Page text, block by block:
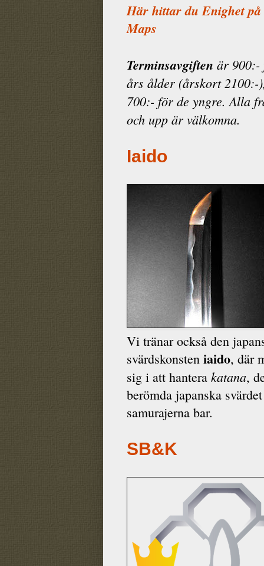
Här hittar du Enighet på
Maps
Terminsavgiften är 900:-
års ålder (årskort 2100:-
700:- för de yngre. Alla
och upp är välkomna.
Iaido
Vi tränar också den
svärdskonsten iaido, där
sig i att hantera katana,
berömda japanska
samurajerna bar.
SB&K